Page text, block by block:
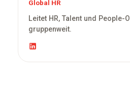
Global HR
Leitet HR, Talent und People-
gruppenweit.